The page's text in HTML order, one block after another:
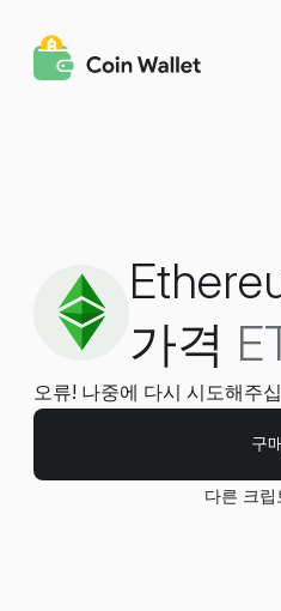
가격
오류! 나중에 다시 시도해주
구매
다른 크립